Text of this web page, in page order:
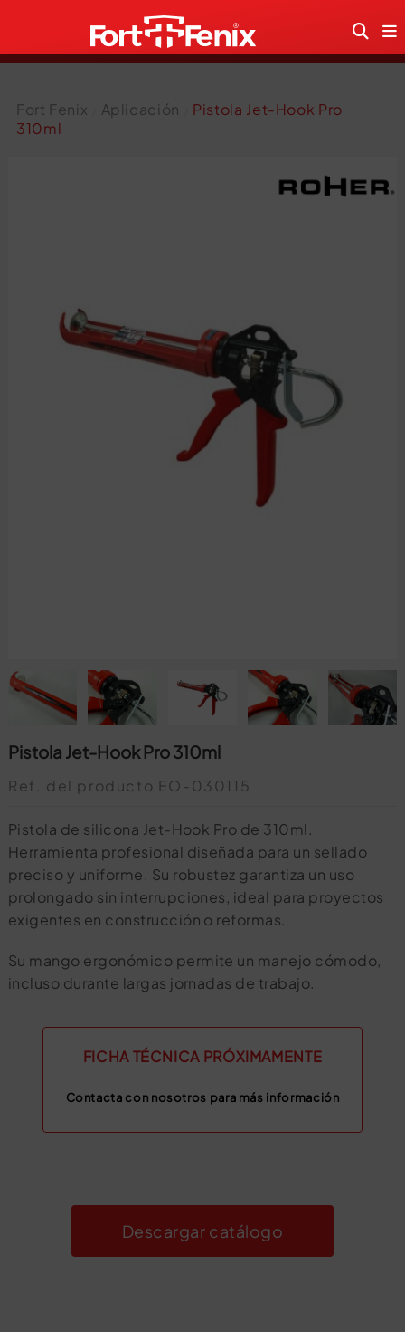
Fort Fenix Aplicación
Pistola Jet-Hook Pro
310ml
Pistola Jet-Hook Pro 310ml
Ref. del producto EO-030115
Pistola de silicona Jet-Hook Pro de 310ml.
Herramienta profesional diseñada para un sellado
preciso y uniforme. Su robustez garantiza un uso
prolongado sin interrupciones, ideal para proyectos
exigentes en construcción o reformas.
Su mango ergonómico permite un manejo cómodo,
incluso durante largas jornadas de trabajo.
FICHA TÉCNICA PRÓXIMAMENTE
Contacta con nosotros para más información
Descargar catálogo